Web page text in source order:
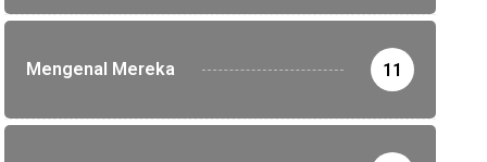
Mengenal Mereka 11